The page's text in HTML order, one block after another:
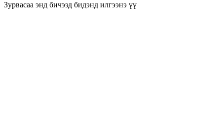
Зурвасаа энд бичээд бидэнд илгээнэ үү